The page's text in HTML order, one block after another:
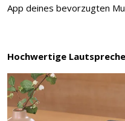
App deines bevorzugten
Hochwertige